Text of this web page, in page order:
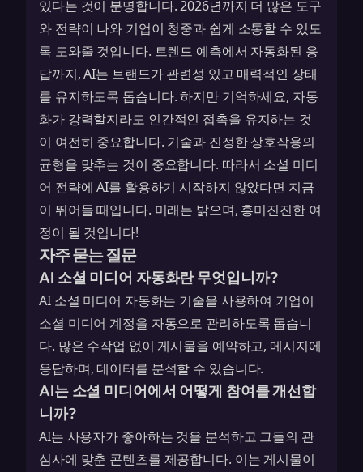
있다는 것이 분명합니다. 2026년까지 더 많은 도구
와 전략이 나와 기업이 청중과 쉽게 소통할 수 있도
록 도와줄 것입니다. 트렌드 예측에서 자동화된 응
답까지, AI는 브랜드가 관련성 있고 매력적인 상태
를 유지하도록 돕습니다. 하지만 기억하세요, 자동
화가 강력할지라도 인간적인 접촉을 유지하는 것
이 여전히 중요합니다. 기술과 진정한 상호작용의
균형을 맞추는 것이 중요합니다. 따라서 소셜 미디
어 전략에 AI를 활용하기 시작하지 않았다면 지금
이 뛰어들 때입니다. 미래는 밝으며, 흥미진진한 여
정이 될 것입니다!
자주 묻는 질문
AI 소셜 미디어 자동화란 무엇입니까?
AI 소셜 미디어 자동화는 기술을 사용하여 기업이
소셜 미디어 계정을 자동으로 관리하도록 돕습니
다. 많은 수작업 없이 게시물을 예약하고, 메시지에
응답하며, 데이터를 분석할 수 있습니다.
AI는 소셜 미디어에서 어떻게 참여를 개선합
니까?
AI는 사용자가 좋아하는 것을 분석하고 그들의 관
심사에 맞춘 콘텐츠를 제공합니다. 이는 게시물이